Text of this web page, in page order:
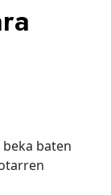
baten